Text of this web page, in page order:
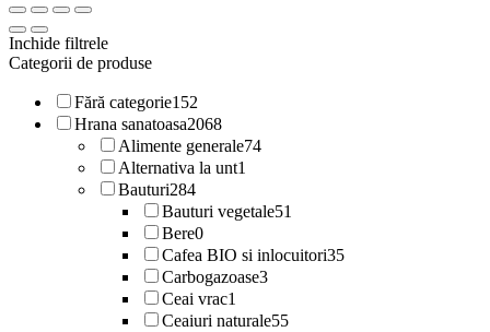
Inchide filtrele
Categorii de produse
Fără categorie152
Hrana sanatoasa2068
Alimente generale74
Alternativa la unt1
Bauturi284
Bauturi vegetale51
Bere0
Cafea BIO si inlocuitori35
Carbogazoase3
Ceai vrac1
Ceaiuri naturale55